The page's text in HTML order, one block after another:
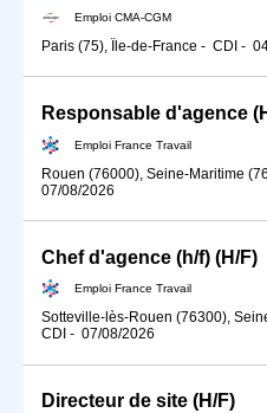
Emploi CMA-CGM
Paris (75), Île-de-France - CDI -
Responsable d'agence
Emploi France Travail
Rouen (76000), Seine-Maritime
07/08/2026
Chef d'agence (h/f) (H/F)
Emploi France Travail
Sotteville-lès-Rouen (76300),
CDI - 07/08/2026
Directeur de site (H/F)